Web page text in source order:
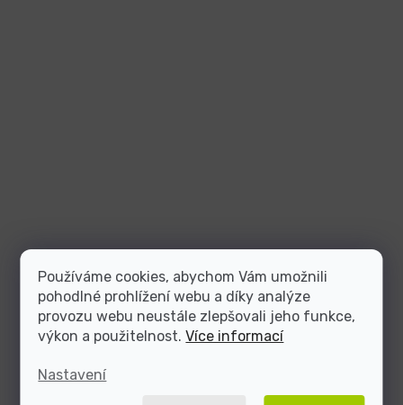
Používáme cookies, abychom Vám umožnili
pohodlné prohlížení webu a díky analýze
provozu webu neustále zlepšovali jeho funkce,
výkon a použitelnost.Více informací
Nastavení